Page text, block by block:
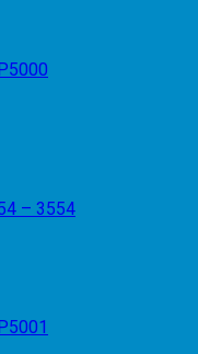
– 3554